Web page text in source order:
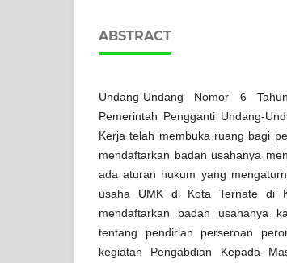
ABSTRACT
Undang-Undang Nomor 6
Pemerintah Pengganti Undang-
Kerja telah membuka ruang bagi
mendaftarkan badan usahanya
ada aturan hukum yang
usaha UMK di Kota Ternate di
mendaftarkan badan usahanya
tentang pendirian perseroan
kegiatan Pengabdian Kepada